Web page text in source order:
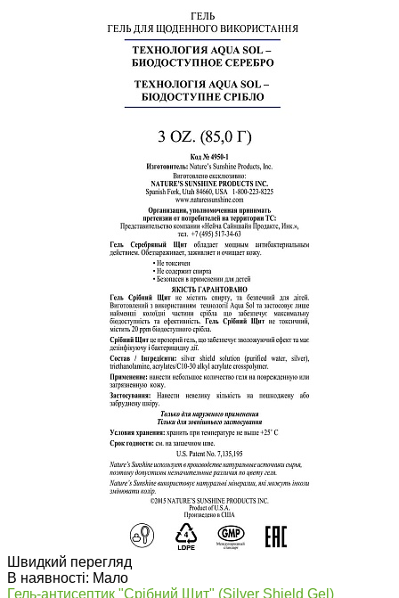
Швидкий перегляд
В наявності: Мало
Гель-антисептик "Срібний Щит" (Silver Shield Gel)